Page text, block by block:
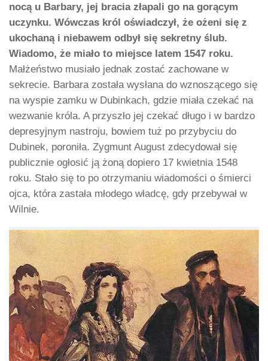
nocą u Barbary, jej bracia złapali go na gorącym
uczynku. Wówczas król oświadczył, że ożeni się z
ukochaną i niebawem odbył się sekretny ślub.
Wiadomo, że miało to miejsce latem 1547 roku.
Małżeństwo musiało jednak zostać zachowane w
sekrecie. Barbara została wysłana do wznoszącego się
na wyspie zamku w Dubinkach, gdzie miała czekać na
wezwanie króla. A przyszło jej czekać długo i w bardzo
depresyjnym nastroju, bowiem tuż po przybyciu do
Dubinek, poroniła. Zygmunt August zdecydował się
publicznie ogłosić ją żoną dopiero 17 kwietnia 1548
roku. Stało się to po otrzymaniu wiadomości o śmierci
ojca, która zastała młodego władcę, gdy przebywał w
Wilnie.